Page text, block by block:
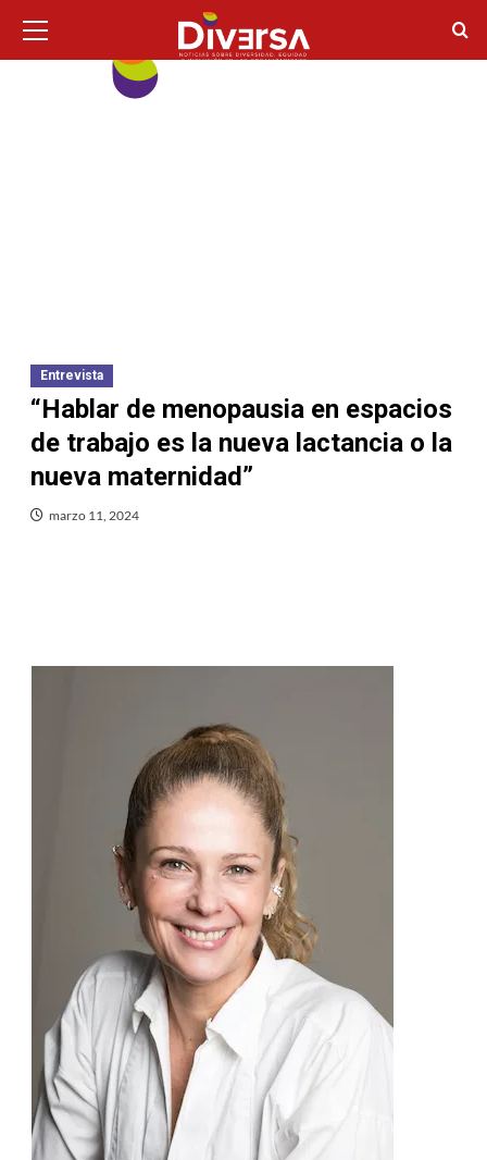
contenido
principal
Entrevista
“Hablar de menopausia en espacios
de trabajo es la nueva lactancia o la
nueva maternidad”
marzo 11, 2024